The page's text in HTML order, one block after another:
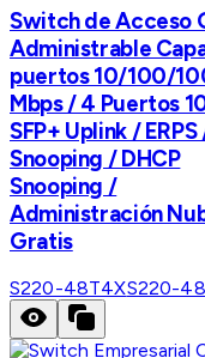
Switch de Acceso
Administrable
puertos 10/100/
Mbps / 4 Puertos
SFP+ Uplink / ERPS
Snooping / DHCP
Snooping /
Administración
Gratis
S220-48T4XS220-